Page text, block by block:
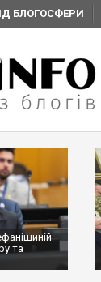
БЛОГОСФЕРИ
та